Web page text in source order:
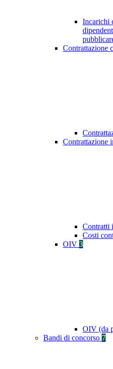
Incarichi
Contrattazione
Contrattazione
Contratti
Costi
OIV 3
OIV (da
Bandi di concorso 7